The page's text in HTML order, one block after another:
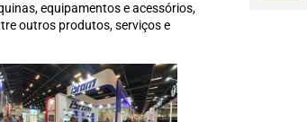
equipamentos e acessórios,
outros produtos, serviços e